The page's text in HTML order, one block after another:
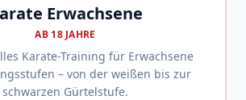
Erwachsene
AB 18 JAHRE
Karate-Training für Erwachsene
– von der weißen bis zur
schwarzen Gürtelstufe.